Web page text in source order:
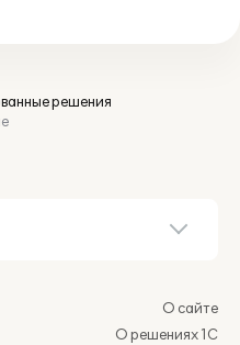
решения
О сайте
О решениях 1С